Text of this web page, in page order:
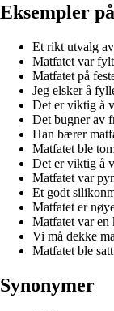
Eksempler
Et rikt utvalg av
Matfatet var
Matfatet på
Jeg elsker å
Det er viktig å
Det bugner av
Han bærer
Matfatet ble
Det er viktig å
Matfatet var
Et godt
Matfatet er
Matfatet var en
Vi må dekke
Matfatet ble
Synonymer